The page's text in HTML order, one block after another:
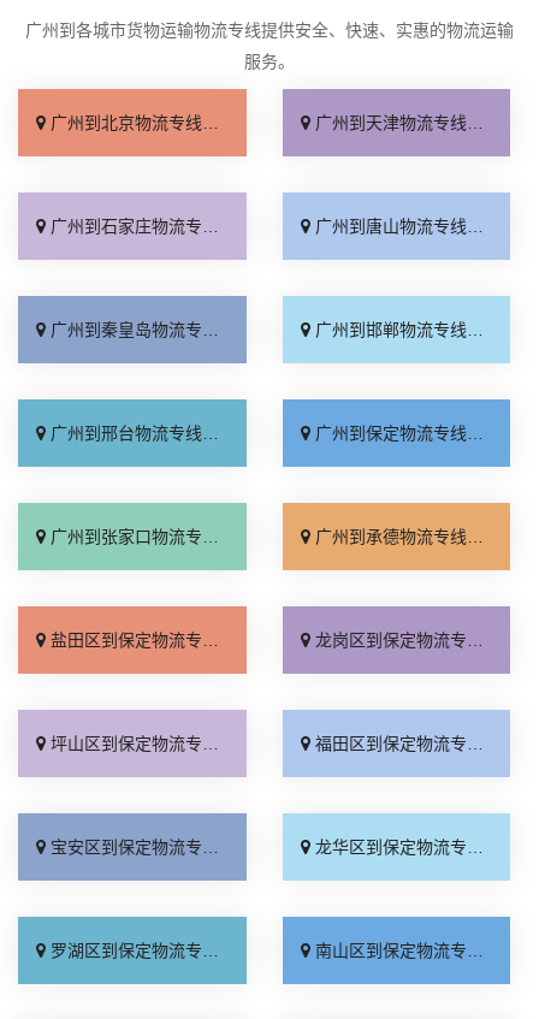
广州到各城市货物运输物流专线提供安全、快速、实惠的物流运输
服务。
广州到北京物流专线_限时必达「运价实惠」 广州到天津物流专线_全境到达「急你所需」
广州到石家庄物流专线_托运放心「计费标准」 广州到唐山物流专线_诚信经营「全程直达」
广州到秦皇岛物流专线_准时到货「定点发车」 广州到邯郸物流专线_计费标准「专业可靠」
广州到邢台物流专线_专业调车「全境配送」 广州到保定物流专线_专线快运「运保时效」
广州到张家口物流专线_运价行情「服务周到」 广州到承德物流专线_直发全境「多少公里」
盐田区到保定物流专线_不随意加价「上门提货」 龙岗区到保定物流专线_多久时间「托运省心」
坪山区到保定物流专线_合理收费「直通专线」 福田区到保定物流专线_门到门接送「无需中转」
宝安区到保定物流专线_快速响应「直达特快专线」 龙华区到保定物流专线_实时跟踪 「诚信经营」
罗湖区到保定物流专线_要几天到「需要几天」 南山区到保定物流专线_专业靠谱「天天发车」